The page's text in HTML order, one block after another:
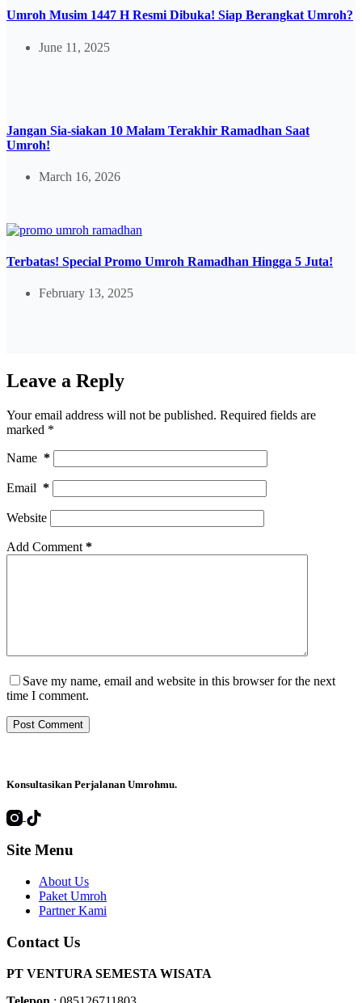
Umroh Musim 1447 H Resmi Dibuka! Siap Berangkat Umroh?
June 11, 2025
Jangan Sia-siakan 10 Malam Terakhir Ramadhan Saat
Umroh!
March 16, 2026
Terbatas! Special Promo Umroh Ramadhan Hingga 5 Juta!
February 13, 2025
Leave a Reply
Your email address will not be published. Required fields are
marked *
Name *
Email *
Website
Add Comment *
Save my name, email and website in this browser for the next
time I comment.
Post Comment
Konsultasikan Perjalanan Umrohmu.
Site Menu
About Us
Paket Umroh
Partner Kami
Contact Us
PT VENTURA SEMESTA WISATA